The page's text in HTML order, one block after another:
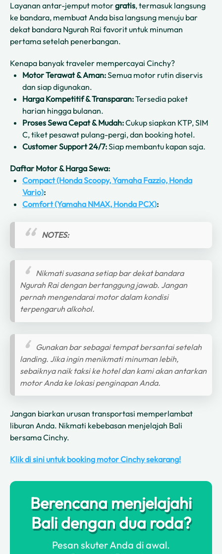
Layanan antar-jemput motorgratis, termasuk langsung
ke bandara, membuat Anda bisa langsung menuju bar
dekat bandara Ngurah Rai favorit untuk minuman
pertama setelah penerbangan.
Kenapa banyak traveler mempercayai Cinchy?
Motor Terawat & Aman:Semua motor rutin diservis
dan siap digunakan.
Harga Kompetitif & Transparan:Tersedia paket
harian hingga bulanan.
Proses Sewa Cepat & Mudah:Cukup siapkan KTP, SIM
C, tiket pesawat pulang-pergi, dan booking hotel.
Customer Support 24/7:Siap membantu kapan saja.
Daftar Motor & Harga Sewa:
Compact (Honda Scoopy, Yamaha Fazzio, Honda
Vario):
Comfort (Yamaha NMAX, Honda PCX):
NOTES:
Nikmati suasana setiap bar dekat bandara
Ngurah Rai dengan bertanggung jawab. Jangan
pernah mengendarai motor dalam kondisi
terpengaruh alkohol.
Gunakan bar sebagai tempat bersantai setelah
landing. Jika ingin menikmati minuman lebih,
sebaiknya naik taksi ke hotel dan kami akan antarkan
motor Anda ke lokasi penginapan Anda.
Jangan biarkan urusan transportasi memperlambat
liburan Anda. Nikmati kebebasan menjelajah Bali
bersama Cinchy.
Klik di sini untuk booking motor Cinchy sekarang!
Berencana menjelajahi
Bali dengan dua roda?
Pesan skuter Anda di awal.